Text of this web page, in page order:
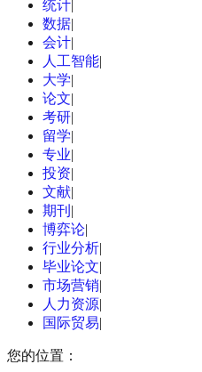
统计|
数据|
会计|
人工智能|
大学|
论文|
考研|
留学|
专业|
投资|
文献|
期刊 |
博弈论|
行业分析|
毕业论文|
市场营销|
人力资源|
国际贸易|
您的位置：